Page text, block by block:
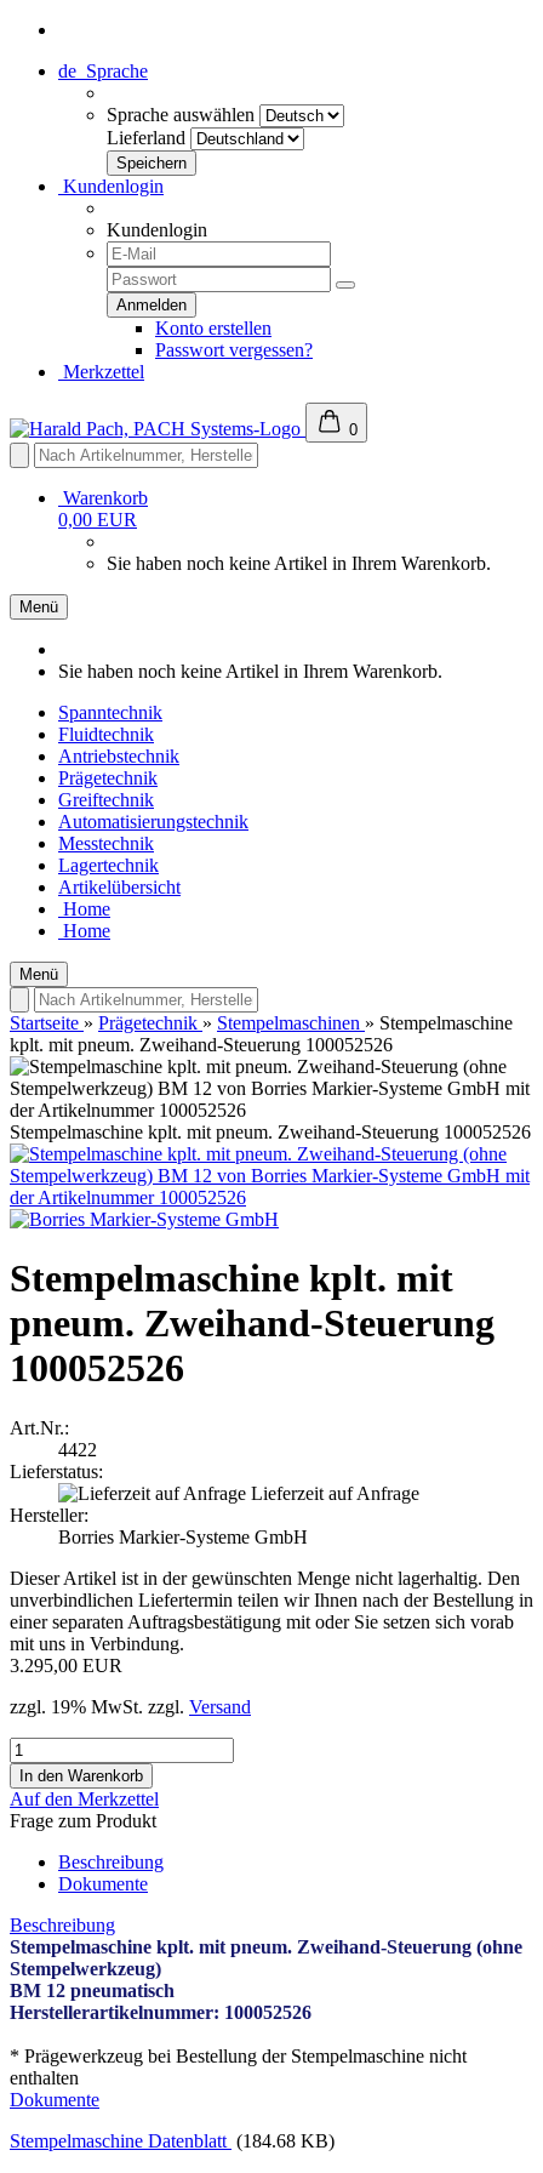
de Sprache
Sprache auswählen
Lieferland
Kundenlogin
Kundenlogin
Konto erstellen
Passwort vergessen?
Merkzettel
0
Warenkorb
0,00 EUR
Sie haben noch keine Artikel in Ihrem Warenkorb.
Menü
Sie haben noch keine Artikel in Ihrem Warenkorb.
Spanntechnik
Fluidtechnik
Antriebstechnik
Prägetechnik
Greiftechnik
Automatisierungstechnik
Messtechnik
Lagertechnik
Artikelübersicht
Home
Home
Menü
Startseite » Prägetechnik » Stempelmaschinen » Stempelmaschine
kplt. mit pneum. Zweihand-Steuerung 100052526
Stempelmaschine kplt. mit pneum. Zweihand-Steuerung 100052526
Stempelmaschine kplt. mit
pneum. Zweihand-Steuerung
100052526
Art.Nr.:
4422
Lieferstatus:
Lieferzeit auf Anfrage
Hersteller:
Borries Markier-Systeme GmbH
Dieser Artikel ist in der gewünschten Menge nicht lagerhaltig. Den
unverbindlichen Liefertermin teilen wir Ihnen nach der Bestellung in
einer separaten Auftragsbestätigung mit oder Sie setzen sich vorab
mit uns in Verbindung.
3.295,00 EUR
zzgl. 19% MwSt. zzgl. Versand
Auf den Merkzettel
Frage zum Produkt
Beschreibung
Dokumente
Beschreibung
Stempelmaschine kplt. mit pneum. Zweihand-Steuerung (ohne
Stempelwerkzeug)
BM 12 pneumatisch
Herstellerartikelnummer: 100052526
* Prägewerkzeug bei Bestellung der Stempelmaschine nicht
enthalten
Dokumente
Stempelmaschine Datenblatt (184.68 KB)